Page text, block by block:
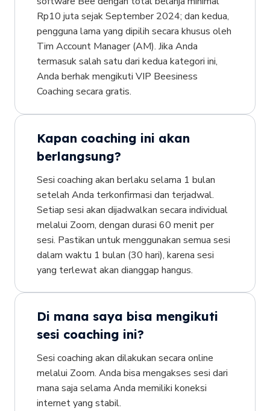
Rp10 juta sejak September 2024; dan kedua,
pengguna lama yang dipilih secara khusus oleh
Tim Account Manager (AM). Jika Anda
termasuk salah satu dari kedua kategori ini,
Anda berhak mengikuti VIP Beesiness
Coaching secara gratis.
Kapan coaching ini akan
berlangsung?
Sesi coaching akan berlaku selama 1 bulan
setelah Anda terkonfirmasi dan terjadwal.
Setiap sesi akan dijadwalkan secara individual
melalui Zoom, dengan durasi 60 menit per
sesi. Pastikan untuk menggunakan semua sesi
dalam waktu 1 bulan (30 hari), karena sesi
yang terlewat akan dianggap hangus.
Di mana saya bisa mengikuti
sesi coaching ini?
Sesi coaching akan dilakukan secara online
melalui Zoom. Anda bisa mengakses sesi dari
mana saja selama Anda memiliki koneksi
internet yang stabil.